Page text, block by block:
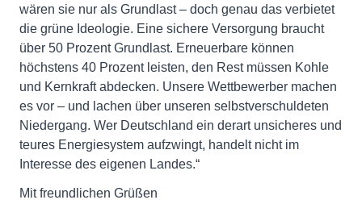
wären sie nur als Grundlast – doch genau das verbietet
die grüne Ideologie. Eine sichere Versorgung braucht
über 50 Prozent Grundlast. Erneuerbare können
höchstens 40 Prozent leisten, den Rest müssen Kohle
und Kernkraft abdecken. Unsere Wettbewerber machen
es vor – und lachen über unseren selbstverschuldeten
Niedergang. Wer Deutschland ein derart unsicheres und
teures Energiesystem aufzwingt, handelt nicht im
Interesse des eigenen Landes.“
Mit freundlichen Grüßen